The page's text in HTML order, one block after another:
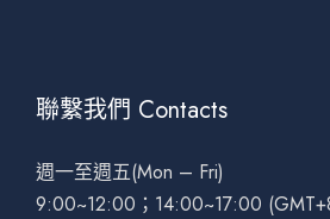
聯繫我們 Contacts
週一至週五(Mon – Fri)
9:00~12:00；14:00~17:00